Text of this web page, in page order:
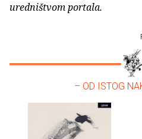
uredništvom portala.
– OD ISTOG